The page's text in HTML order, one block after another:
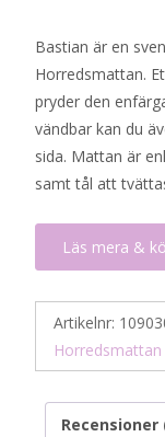
Bastian är en
Horredsmattan.
pryder den
vändbar kan du
sida. Mattan är
samt tål att
Läs mera &
Artikelnr:
Horredsmattan
Recensioner